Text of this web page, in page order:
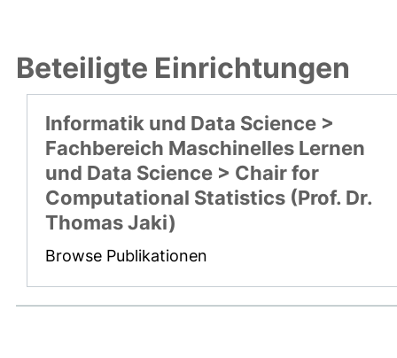
Beteiligte Einrichtungen
Informatik und Data Science >
Fachbereich Maschinelles Lernen
und Data Science > Chair for
Computational Statistics (Prof. Dr.
Thomas Jaki)
Browse Publikationen